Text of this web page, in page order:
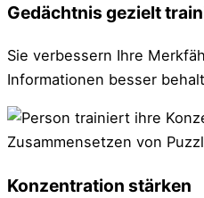
Gedächtnis gezielt
Sie verbessern Ihre
Informationen besser
Konzentration stärken